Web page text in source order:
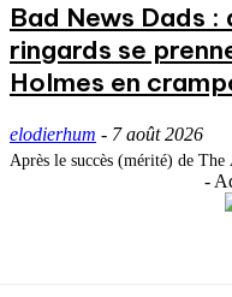
Bad News Dads
ringards se
Holmes en
elodierhum - 7 août 2026
Après le succès (mérité) de
-